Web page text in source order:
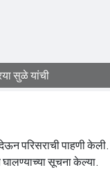
सुळे यांची
पाहणी केली.
सूचना केल्या.